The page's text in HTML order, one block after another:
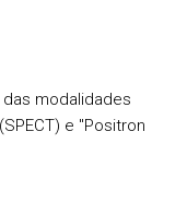
modalidades
e "Positron